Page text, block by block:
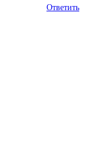
Ответить